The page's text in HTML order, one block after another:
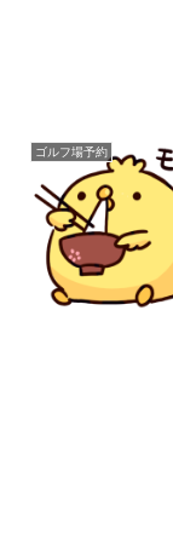
ゴルフ場予約